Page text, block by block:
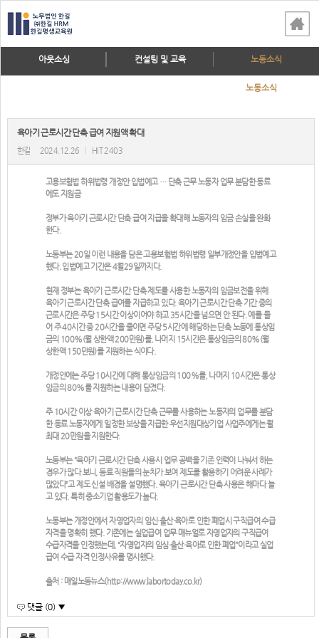
아웃소싱 컨설팅 및 교육 노동소식
노동소식
육아기 근로시간 단축 급여 지원액 확대
한길 2024.12.26 HIT 2403
고용보험법 하위법령 개정안 입법예고 … 단축 근무 노동자 업무 분담한 동료
에도 지원금
정부가 육아기 근로시간 단축 급여 지급을 확대해 노동자의 임금 손실을 완화
한다.
노동부는 20일 이런 내용을 담은 고용보험법 하위법령 일부개정안을 입법예고
했다. 입법예고 기간은 4월29일까지다.
현재 정부는 육아기 근로시간 단축 제도를 사용한 노동자의 임금보전을 위해
육아기 근로시간 단축 급여를 지급하고 있다. 육아기 근로시간 단축 기간 중의
근로시간은 주당 15시간 이상이어야 하고 35시간을 넘으면 안 된다. 예를 들
어 주 40시간 중 20시간을 줄이면 주당 5시간에 해당하는 단축 노동에 통상임
금의 100%(월 상한액 200만원)를, 나머지 15시간은 통상임금의 80%(월
상한액 150만원)를 지원하는 식이다.
개정안에는 주당 10시간에 대해 통상임금의 100%를, 나머지 10시간은 통상
임금의 80%를 지원하는 내용이 담겼다.
주 10시간 이상 육아기 근로시간 단축 근무를 사용하는 노동자의 업무를 분담
한 동료 노동자에게 일정한 보상을 지급한 우선지원대상기업 사업주에게는 월
최대 20만원을 지원한다.
노동부는 “육아기 근로시간 단축 사용시 업무 공백을 기존 인력이 나눠서 하는
경우가 많다 보니, 동료 직원들의 눈치가 보여 제도를 활용하기 어려운 사례가
많았다”고 제도 신설 배경을 설명했다. 육아기 근로시간 단축 사용은 해마다 늘
고 있다. 특히 중소기업 활용도가 높다.
노동부는 개정안에서 자영업자의 임신·출산·육아로 인한 폐업시 구직급여 수급
자격을 명확히 했다. 기존에는 실업급여 업무 매뉴얼로 자영업자의 구직급여
수급자격을 인정했는데, “자영업자의 임심·출산·육아로 인한 폐업”이라고 실업
급여 수급 자격 인정사유를 명시했다.
출처 : 매일노동뉴스(http://www.labortoday.co.kr)
댓글 (0) ▼